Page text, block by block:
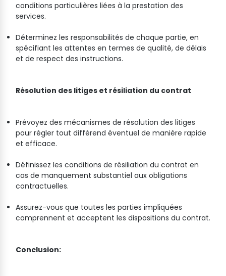
conditions particulières liées à la prestation des
services.
Déterminez les responsabilités de chaque partie, en
spécifiant les attentes en termes de qualité, de délais
et de respect des instructions.
Résolution des litiges et résiliation du contrat
Prévoyez des mécanismes de résolution des litiges
pour régler tout différend éventuel de manière rapide
et efficace.
Définissez les conditions de résiliation du contrat en
cas de manquement substantiel aux obligations
contractuelles.
Assurez-vous que toutes les parties impliquées
comprennent et acceptent les dispositions du contrat.
Conclusion: